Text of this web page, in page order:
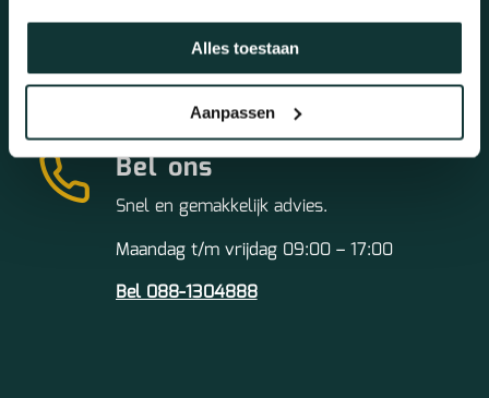
Alles toestaan
Aanpassen
info@topkwaliteitvloeren.nl
Bel ons
Snel en gemakkelijk advies.
Maandag t/m vrijdag 09:00 – 17:00
Bel 088-1304888